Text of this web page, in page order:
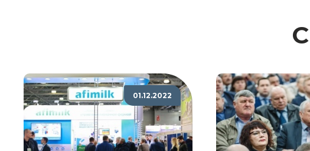
01.12.2022